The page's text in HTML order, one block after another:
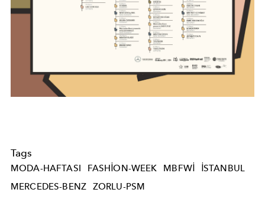
Tags
MODA-HAFTASI FASHION-WEEK MBFWI
ISTANBUL
MERCEDES-BENZ
ZORLU-PSM